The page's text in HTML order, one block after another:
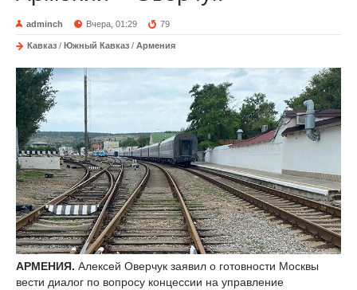
adminch Вчера, 01:29 79
Кавказ / Южный Кавказ / Армения
АРМЕНИЯ. Алексей Оверчук заявил о готовности Москвы
вести диалог по вопросу концессии на управление